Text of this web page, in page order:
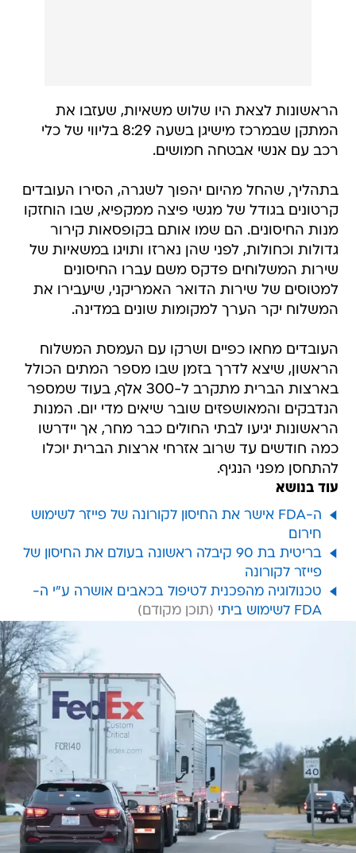
הראשונות לצאת היו שלוש משאיות, שעזבו את
המתקן שבמרכז מישיגן בשעה 8:29 בליווי של כלי
רכב עם אנשי אבטחה חמושים.
בתהליך, שהחל מהיום יהפוך לשגרה, הסירו העובדים
קרטונים בגודל של מגשי פיצה ממקפיא, שבו הוחזקו
מנות החיסונים. הם שמו אותם בקופסאות קירור
גדולות וכחולות, לפני שהן נארזו ותויגו במשאיות של
שירות המשלוחים פדקס משם עברו החיסונים
למטוסים של שירות הדואר האמריקני, שיעבירו את
המשלוח יקר הערך למקומות שונים במדינה.
העובדים מחאו כפיים ושרקו עם העמסת המשלוח
הראשון, שיצא לדרך בזמן שבו מספר המתים הכולל
בארצות הברית מתקרב ל-300 אלף, בעוד שמספר
הנדבקים והמאושפזים שובר שיאים מדי יום. המנות
הראשונות יגיעו לבתי החולים כבר מחר, אך יידרשו
כמה חודשים עד שרוב אזרחי ארצות הברית יוכלו
להתחסן מפני הנגיף.
עוד בנושא
ה-FDA אישר את החיסון לקורונה של פייזר לשימוש
חירום
בריטית בת 90 קיבלה ראשונה בעולם את החיסון של
פייזר לקורונה
טכנולוגיה מהפכנית לטיפול בכאבים אושרה ע"י ה-
FDA לשימוש ביתי